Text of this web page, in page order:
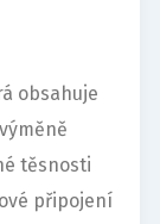
obsahuje
těsnosti
připojení